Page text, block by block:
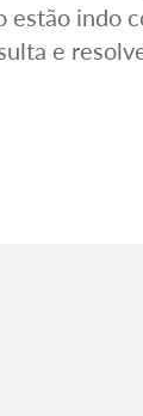
estão indo
e